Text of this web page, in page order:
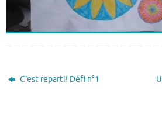
C’est reparti! Défi n°1